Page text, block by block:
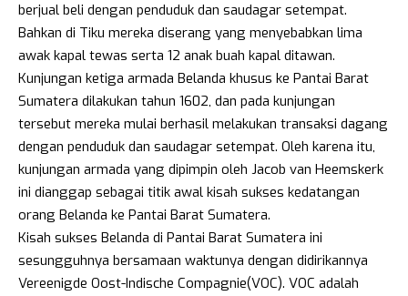
berjual beli dengan penduduk dan saudagar setempat.
Bahkan di Tiku mereka diserang yang menyebabkan lima
awak kapal tewas serta 12 anak buah kapal ditawan.
Kunjungan ketiga armada Belanda khusus ke Pantai Barat
Sumatera dilakukan tahun 1602, dan pada kunjungan
tersebut mereka mulai berhasil melakukan transaksi dagang
dengan penduduk dan saudagar setempat. Oleh karena itu,
kunjungan armada yang dipimpin oleh Jacob van Heemskerk
ini dianggap sebagai titik awal kisah sukses kedatangan
orang Belanda ke Pantai Barat Sumatera.
Kisah sukses Belanda di Pantai Barat Sumatera ini
sesungguhnya bersamaan waktunya dengan didirikannya
Vereenigde Oost-Indische Compagnie(VOC). VOC adalah